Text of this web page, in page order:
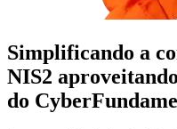
Simplificando a
NIS2
do